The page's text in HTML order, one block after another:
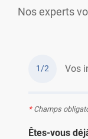
Nos experts
1/2 Vos
*Champs
Êtes-vous